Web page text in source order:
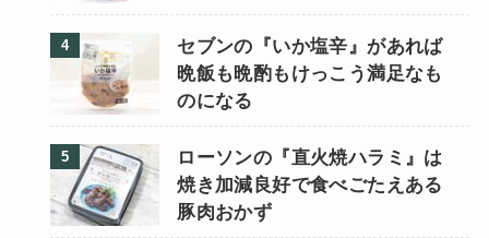
セブンの『いか塩辛』があれば
晩飯も晩酌もけっこう満足なも
のになる
ローソンの『直火焼ハラミ』は
焼き加減良好で食べごたえある
豚肉おかず